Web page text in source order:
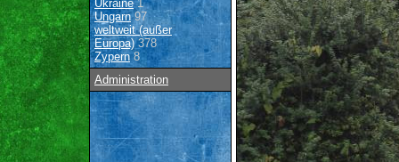
Ukraine1
Ungarn97
weltweit (außer
Europa)378
Zypern8
Administration